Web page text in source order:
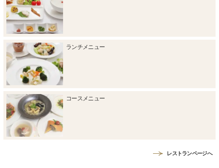
ランチメニュー
コースメニュー
レストランページへ